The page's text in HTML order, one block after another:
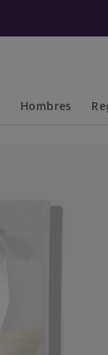
Hombres